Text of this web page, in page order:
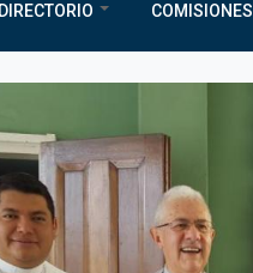
DIRECTORIO COMISIONES